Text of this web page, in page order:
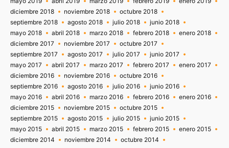
diciembre 2018
noviembre 2018
octubre 2018
septiembre 2018
agosto 2018 julio 2018
junio 2018
mayo 2018
abril 2018 marzo 2018 febrero 2018
enero 2018
diciembre 2017
noviembre 2017
octubre 2017
septiembre 2017
agosto 2017 julio 2017
junio 2017
mayo 2017
abril 2017 marzo 2017 febrero 2017
enero 2017
diciembre 2016
noviembre 2016
octubre 2016
septiembre 2016
agosto 2016 julio 2016
junio 2016
mayo 2016
abril 2016 marzo 2016 febrero 2016
enero 2016
diciembre 2015
noviembre 2015
octubre 2015
septiembre 2015
agosto 2015 julio 2015
junio 2015
mayo 2015
abril 2015 marzo 2015 febrero 2015
enero 2015
diciembre 2014
noviembre 2014
octubre 2014